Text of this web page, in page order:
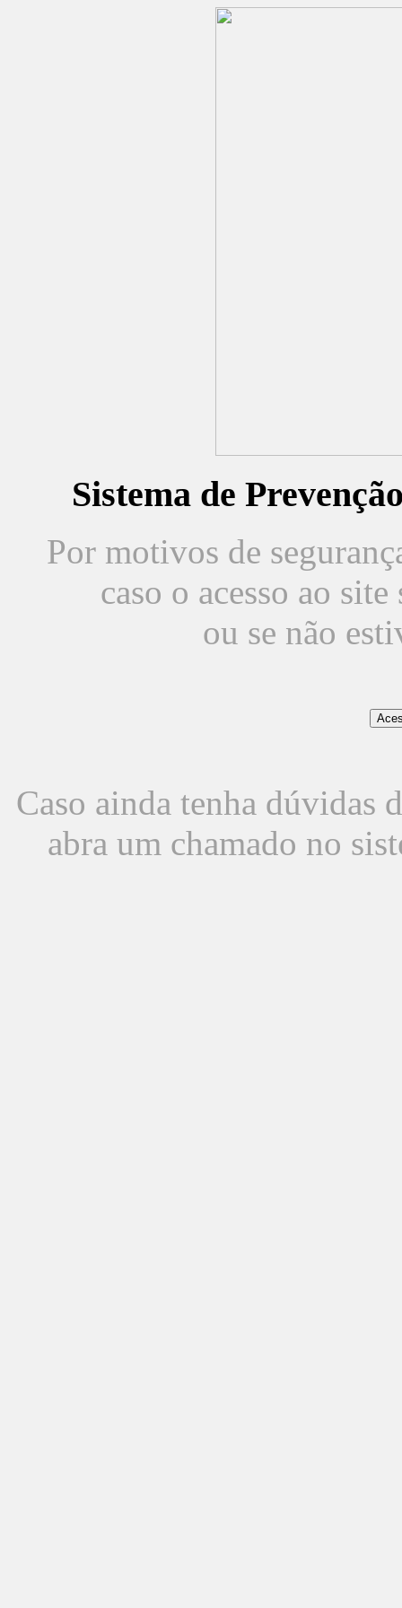
Sistema de
Por motivos de
caso o acesso ao
ou se não
Caso ainda tenha dúvidas
abra um chamado no